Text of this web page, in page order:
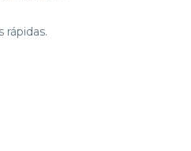
rápidas.